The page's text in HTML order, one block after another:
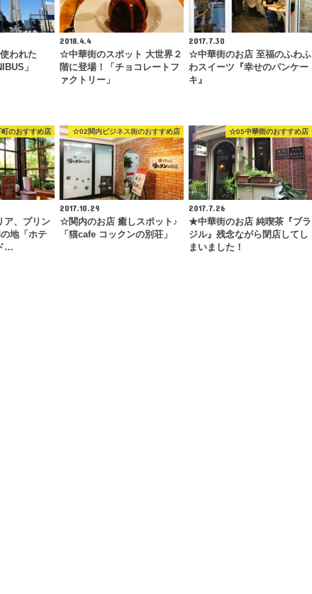
われた
」
2018.4.4
☆中華街のスポット 大世界２
階に登場！「チョコレートフ
ァクトリー」
2017.7.30
☆中華街のお店 至福のふわふ
わスイーツ『幸せのパンケー
キ』
のおすすめ店
ア、プリン
地「ホテ
…
☆02関内ビジネス街のおすすめ店
2017.10.29
☆関内のお店 癒しスポット♪
「猫cafe コックンの別荘」
☆05中華街のおすすめ店
2017.7.26
★中華街のお店 純喫茶『ブラ
ジル』残念ながら閉店してし
まいました！